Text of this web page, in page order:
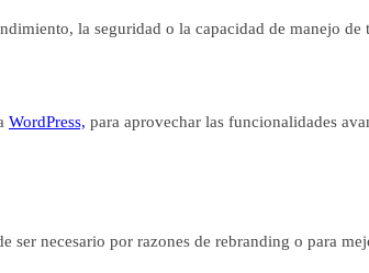
la seguridad o la capacidad de manejo de
WordPress, para aprovechar las funcionalidades
necesario por razones de rebranding o para